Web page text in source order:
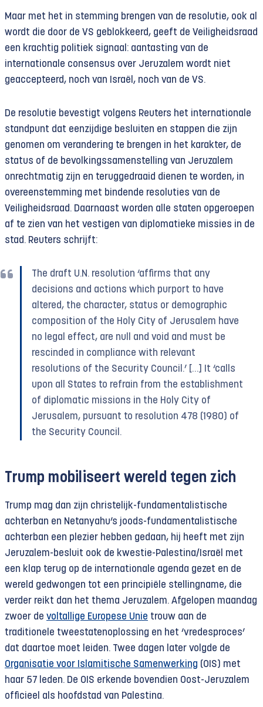
Maar met het in stemming brengen van de resolutie, ook al
wordt die door de VS geblokkeerd, geeft de Veiligheidsraad
een krachtig politiek signaal: aantasting van de
internationale consensus over Jeruzalem wordt niet
geaccepteerd, noch van Israël, noch van de VS.
De resolutie bevestigt volgens Reuters het internationale
standpunt dat eenzijdige besluiten en stappen die zijn
genomen om verandering te brengen in het karakter, de
status of de bevolkingssamenstelling van Jeruzalem
onrechtmatig zijn en teruggedraaid dienen te worden, in
overeenstemming met bindende resoluties van de
Veiligheidsraad. Daarnaast worden alle staten opgeroepen
af te zien van het vestigen van diplomatieke missies in de
stad. Reuters schrijft:
The draft U.N. resolution ‘affirms that any
decisions and actions which purport to have
altered, the character, status or demographic
composition of the Holy City of Jerusalem have
no legal effect, are null and void and must be
rescinded in compliance with relevant
resolutions of the Security Council.’ […] It ‘calls
upon all States to refrain from the establishment
of diplomatic missions in the Holy City of
Jerusalem, pursuant to resolution 478 (1980) of
the Security Council.
Trump mobiliseert wereld tegen zich
Trump mag dan zijn christelijk-fundamentalistische
achterban en Netanyahu’s joods-fundamentalistische
achterban een plezier hebben gedaan, hij heeft met zijn
Jeruzalem-besluit ook de kwestie-Palestina/Israël met
een klap terug op de internationale agenda gezet en de
wereld gedwongen tot een principiële stellingname, die
verder reikt dan het thema Jeruzalem. Afgelopen maandag
zwoer de voltallige Europese Unie trouw aan de
traditionele tweestatenoplossing en het ‘vredesproces’
dat daartoe moet leiden. Twee dagen later volgde de
Organisatie voor Islamitische Samenwerking (OIS) met
haar 57 leden. De OIS erkende bovendien Oost-Jeruzalem
officieel als hoofdstad van Palestina.